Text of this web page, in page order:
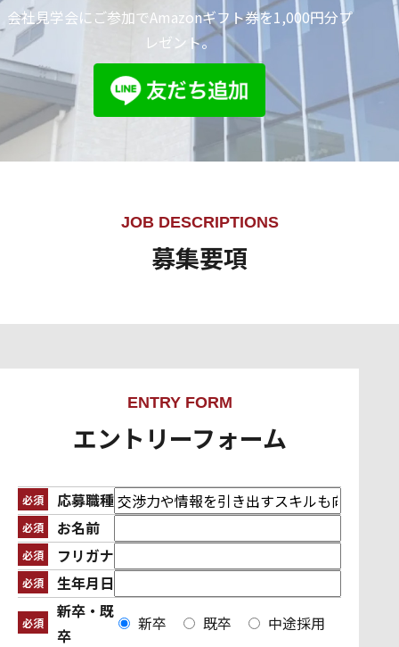
に海外からの調達を強化しラインナップの拡充を図ると
ともに、半導体など産業機器や医療機器分野での存在感
を一層高めていきたいと考えています。
私の目標は、「太陽パーツで働いてよかった！」と従業
員の皆が思える会社にしていくこと。多くの人が一番長
い時間を仕事に費やすだけに、「仕事は楽しい時間」だ
欲を評価して、個々人が楽しみながら成長していける会
社にしていきたいですね。そのためにも、何事も前向き
に熱意を持って取り組み、人にエネルギーを与えられる
会社見学会にご参加でAmazonギフト券を1,000円分プ
レゼント。
JOB DESCRIPTIONS
募集要項
ENTRY FORM
エントリーフォーム
必須 応募職種
必須 お名前
必須 フリガナ
必須 生年月日
必須
新卒・既
卒
新卒 既卒 中途採用